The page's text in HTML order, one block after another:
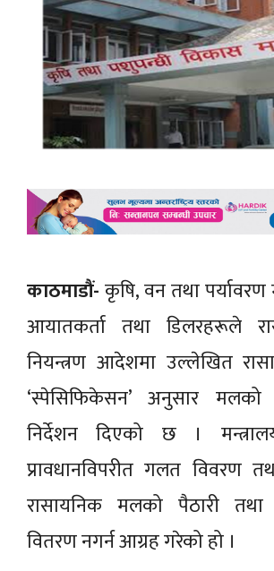
काठमाडौं-कृषि, वन तथा
आयातकर्ता तथा डिलरहरूले
नियन्त्रण आदेशमा उल्लेखित
‘स्पेसिफिकेसन’ अनुसार मलको
निर्देशन दिएको छ ।
प्रावधानविपरीत गलत विवरण
रासायनिक मलको पैठारी तथा
वितरण नगर्न आग्रह गरेको हो ।